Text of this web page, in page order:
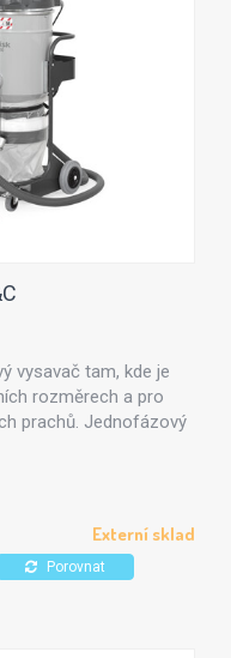
vysavač tam, kde je
rozměrech a pro
prachů. Jednofázový
kontaktu sExterní sklad
Porovnat